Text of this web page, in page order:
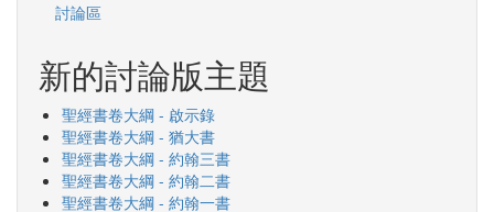
討論區
新的討論版主題
聖經書卷大綱 - 啟示錄
聖經書卷大綱 - 猶大書
聖經書卷大綱 - 約翰三書
聖經書卷大綱 - 約翰二書
聖經書卷大綱 - 約翰一書